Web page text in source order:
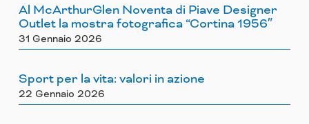
Al McArthurGlen Noventa di Piave Designer
Outlet la mostra fotografica “Cortina 1956″
31 Gennaio 2026
Sport per la vita: valori in azione
22 Gennaio 2026